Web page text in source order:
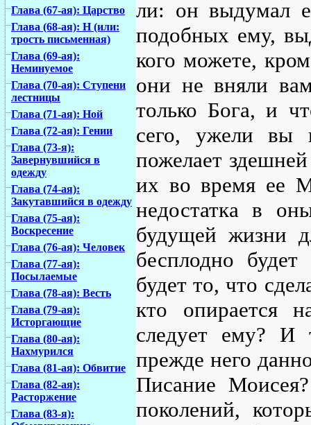
Глава (67-ая): Царство
Глава (68-ая): Н (или:
трость письменная)
Глава (69-ая):
Неминуемое
Глава (70-ая): Ступени
лестницы
Глава (71-ая): Ной
Глава (72-ая): Гении
Глава (73-я):
Завернувшийся в
одежду
Глава (74-ая):
Закутавшийся в одежду
Глава (75-ая):
Воскресение
Глава (76-ая): Человек
Глава (77-ая):
Посылаемые
Глава (78-ая): Весть
Глава (79-ая):
Исторгающие
Глава (80-ая):
Нахмурился
Глава (81-ая): Обвитие
Глава (82-ая):
Расторжение
Глава (83-я):
ли: он выдумал
подобных ему,
кого можете,
они не вняли
только Бога, и
сего, ужели вы
пожелает
их во время ее
недостатка в
будущей жизни
бесплодно
будет то, что
кто опирается
следует ему?
прежде него
Писание
поколений,